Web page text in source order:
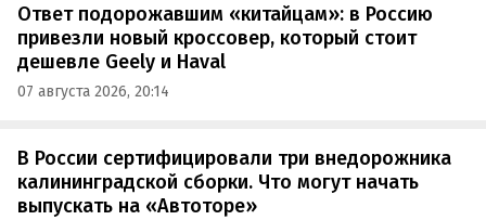
Ответ подорожавшим «китайцам»: в Россию
привезли новый кроссовер, который стоит
дешевле Geely и Haval
07 августа 2026, 20:14
В России сертифицировали три внедорожника
калининградской сборки. Что могут начать
выпускать на «Автоторе»